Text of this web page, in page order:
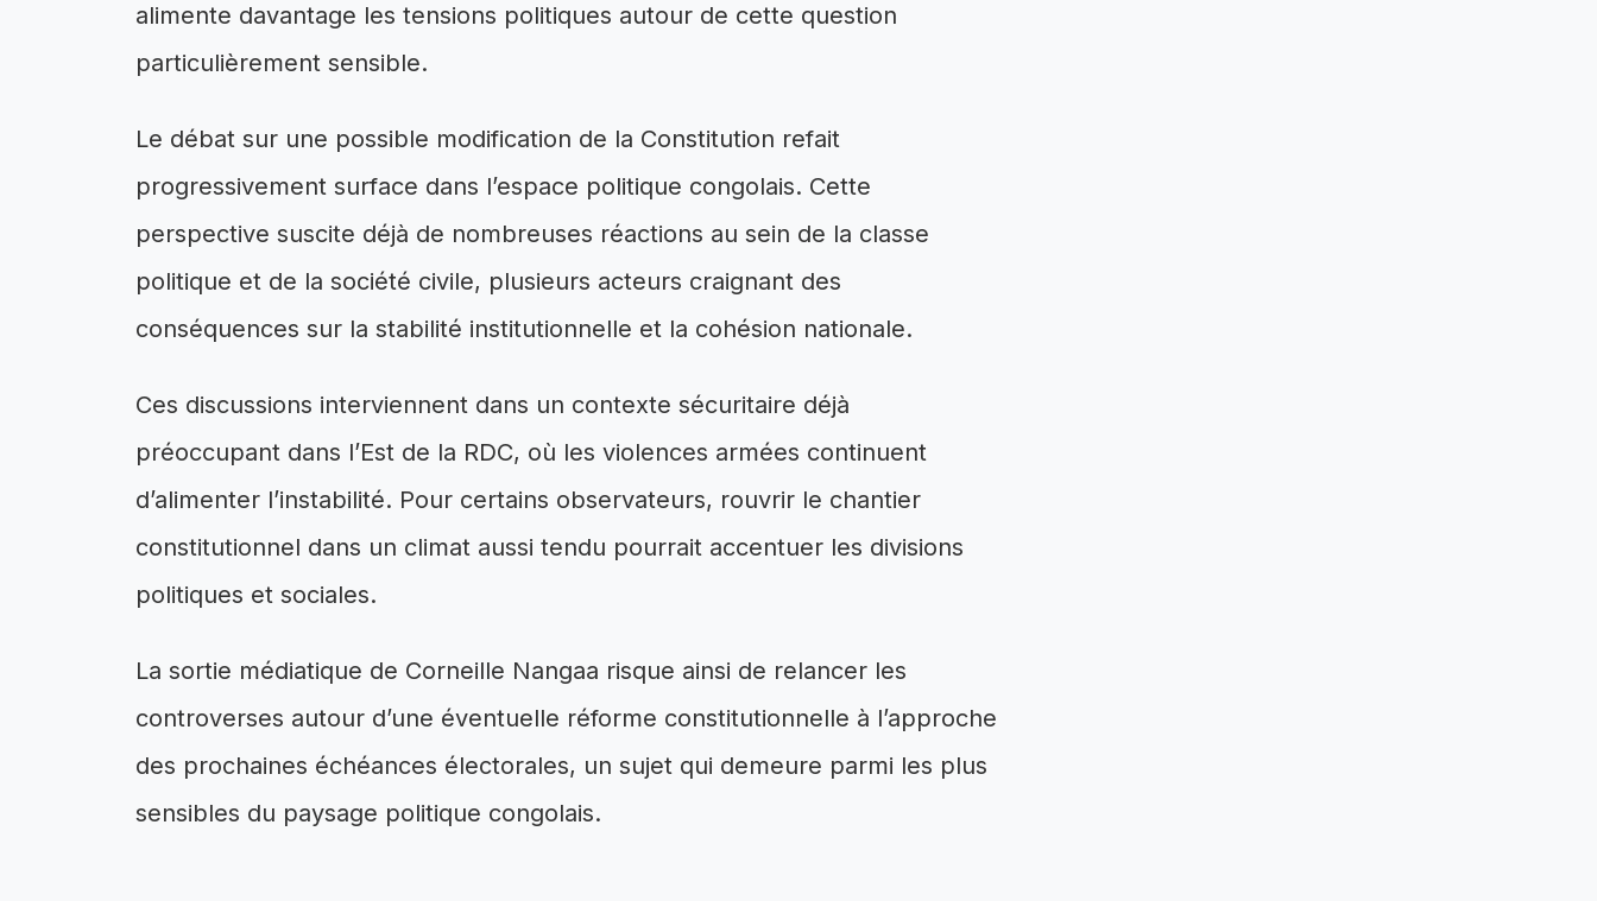
alimente davantage les tensions politiques autour de cette question
particulièrement sensible.
Le débat sur une possible modification de la Constitution refait
progressivement surface dans l’espace politique congolais. Cette
perspective suscite déjà de nombreuses réactions au sein de la classe
politique et de la société civile, plusieurs acteurs craignant des
conséquences sur la stabilité institutionnelle et la cohésion nationale.
Ces discussions interviennent dans un contexte sécuritaire déjà
préoccupant dans l’Est de la RDC, où les violences armées continuent
d’alimenter l’instabilité. Pour certains observateurs, rouvrir le chantier
constitutionnel dans un climat aussi tendu pourrait accentuer les divisions
politiques et sociales.
La sortie médiatique de Corneille Nangaa risque ainsi de relancer les
controverses autour d’une éventuelle réforme constitutionnelle à l’approche
des prochaines échéances électorales, un sujet qui demeure parmi les plus
sensibles du paysage politique congolais.